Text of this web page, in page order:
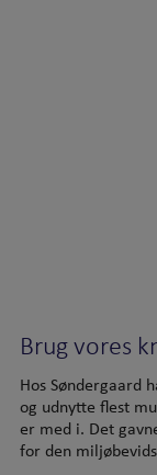
Brug vores
Hos Søndergaard
og udnytte flest
er med i. Det
for den